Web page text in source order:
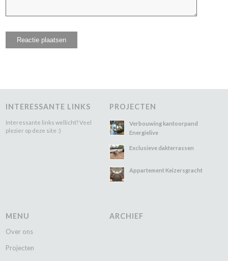
INTERESSANTE LINKS
Interessante links wellicht? Veel
plezier op deze site :)
PROJECTEN
Verbouwing kantoorpand
Energielive
Exclusieve dakterrassen
Appartement Keizersgracht
MENU
Over ons
Projecten
ARCHIEF